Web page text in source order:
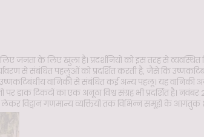
के लिए खुला है। प्रदर्शनियों को इस तरह से व्यवस्थित
से संबंधित पहलुओं को प्रदर्शित करती है, जैसे कि
वानिकी से संबंधित कई अन्य पहलू। यह वानिकी
डाक टिकटों का एक अनूठा विश्व संग्रह भी प्रदर्शित है।
विद्वान गणमान्य व्यक्तियों तक विभिन्न समूहों के आगंतुक